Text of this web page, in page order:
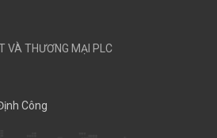
VÀ THƯƠNG MẠI PLC
Công